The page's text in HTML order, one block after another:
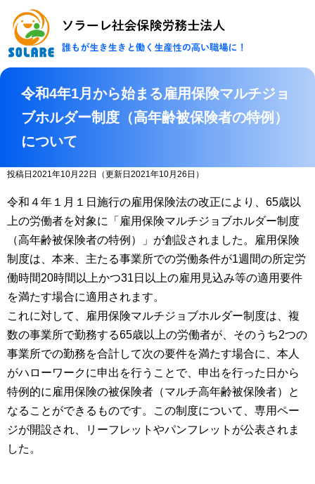
令和4年1月から始まる雇用保険マルチジョ
ブホルダー制度（高年齢被保険者の特例）
について
投稿日2021年10月22日 （更新日2021年10月26日）
令和４年１月１日施行の雇用保険法の改正により、65歳以
上の労働者を対象に「雇用保険マルチジョブホルダー制度
（高年齢被保険者の特例）」が創設されました。雇用保険
制度は、本来、主たる事業所での労働条件が1週間の所定労
働時間20時間以上かつ31日以上の雇用見込み等の適用要件
を満たす場合に適用されます。
これに対して、雇用保険マルチジョブホルダー制度は、複
数の事業所で勤務する65歳以上の労働者が、そのうち2つの
事業所での勤務を合計して次の要件を満たす場合に、本人
がハローワークに申出を行うことで、申出を行った日から
特例的に雇用保険の被保険者（マルチ高年齢被保険者）と
なることができるものです。この制度について、専用ペー
ジが開設され、リーフレットやパンフレットが公表されま
した。